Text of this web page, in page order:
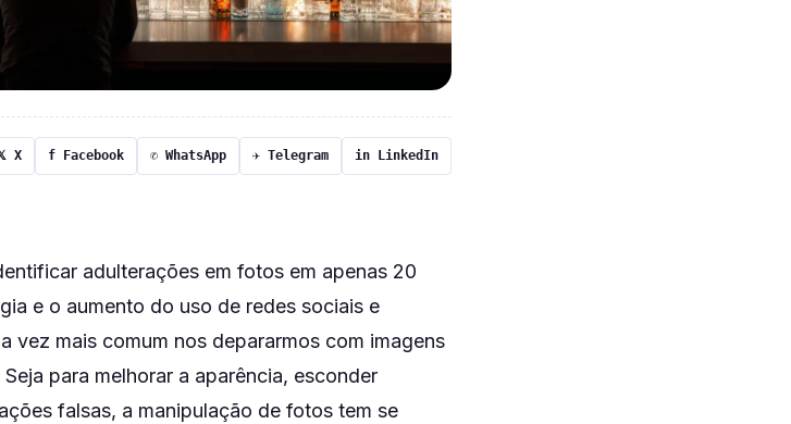
X f Facebook ✆ WhatsApp ✈ Telegram in LinkedIn
adulterações em fotos em apenas 20
e o aumento do uso de redes sociais e
vez mais comum nos depararmos com imagens
para melhorar a aparência, esconder
falsas, a manipulação de fotos tem se